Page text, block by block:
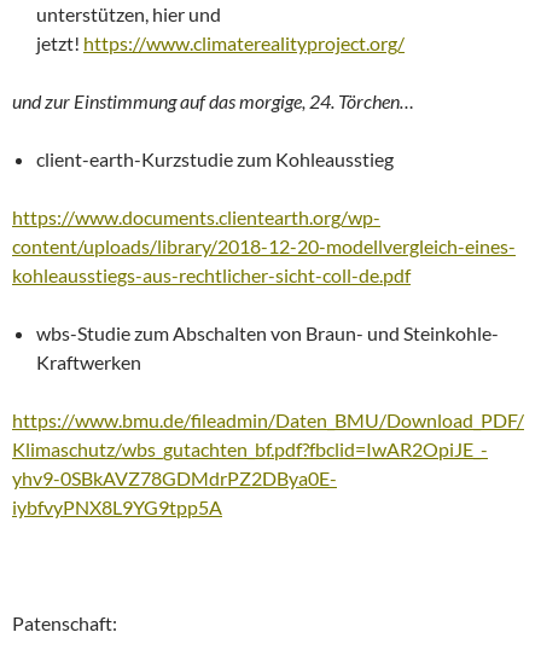
unterstützen, hier und
jetzt! https://www.climaterealityproject.org/
und zur Einstimmung auf das morgige, 24. Törchen…
client-earth-Kurzstudie zum Kohleausstieg
https://www.documents.clientearth.org/wp-
content/uploads/library/2018-12-20-modellvergleich-eines-
kohleausstiegs-aus-rechtlicher-sicht-coll-de.pdf
wbs-Studie zum Abschalten von Braun- und Steinkohle-
Kraftwerken
https://www.bmu.de/fileadmin/Daten_BMU/Download_PDF/
Klimaschutz/wbs_gutachten_bf.pdf?fbclid=IwAR2OpiJE_-
yhv9-0SBkAVZ78GDMdrPZ2DBya0E-
iybfvyPNX8L9YG9tpp5A
Patenschaft: